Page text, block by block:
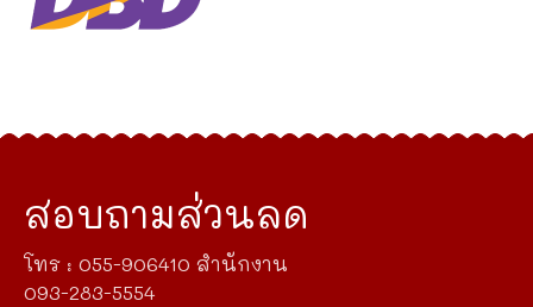
สอบถามส่วนลด
โทร : 055-906410 สำนักงาน
093-283-5554